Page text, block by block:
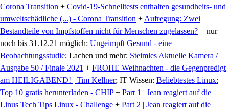
Corona Transition + Covid-19-Schnelltests enthalten gesundheits- und
umweltschädliche (...) - Corona Transition + Aufregung: Zwei
Bestandteile von Impfstoffen nicht für Menschen zugelassen? + nur
noch bis 31.12.21 möglich: Ungeimpft Gesund - eine
Beobachtungsstudie; Lachen und mehr: Steimles Aktuelle Kamera /
Ausgabe 50 / Finale 2021 + FROHE Weihnachten - die Gegenpredigt
am HEILIGABEND! | Tim Kellner; IT Wissen: Beliebtestes Linux:
Top 10 gratis herunterladen - CHIP+ Part 1 | Jean reagiert auf die
Linus Tech Tips Linux - Challenge + Part 2 | Jean reagiert auf die